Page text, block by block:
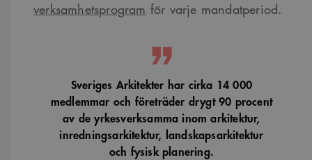
verksamhetsprogram för varje mandatperiod.
Sveriges Arkitekter har cirka 14 000
medlemmar och företräder drygt 90 procent
av de yrkesverksamma inom arkitektur,
inredningsarkitektur, landskapsarkitektur
och fysisk planering.